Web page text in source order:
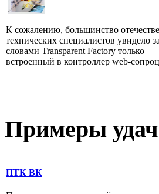
К сожалению, большинство
технических специалистов увидело за
словами Transparent Factory только
встроенный в контроллер web-
Примеры
ПТК ВК